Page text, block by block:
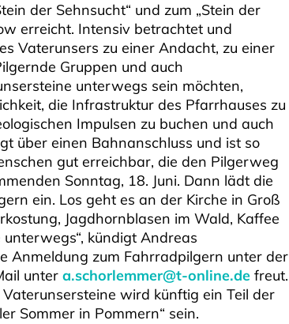
der Sehnsucht“ und zum „Stein der
erreicht. Intensiv betrachtet und
Vaterunsers zu einer Andacht, zu einer
Gruppen und auch
unterwegs sein möchten,
die Infrastruktur des Pfarrhauses zu
Impulsen zu buchen und auch
über einen Bahnanschluss und ist so
gut erreichbar, die den Pilgerweg
Sonntag, 18. Juni. Dann lädt die
ein. Los geht es an der Kirche in Groß
Jagdhornblasen im Wald, Kaffee
kündigt Andreas
Anmeldung zum Fahrradpilgern unter der
unter a.schorlemmer@t-online.de freut.
wird künftig ein Teil der
Sommer in Pommern“ sein.